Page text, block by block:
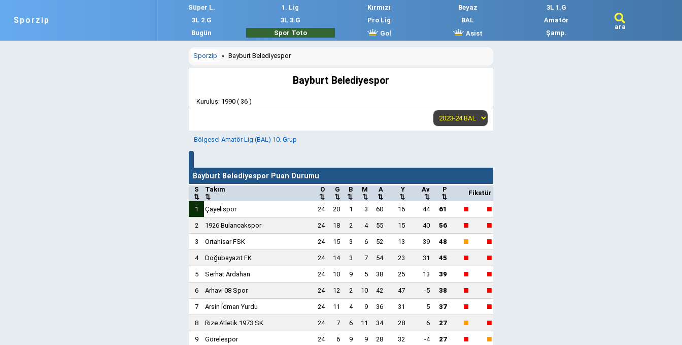
Sporzip
Süper L. 1. Lig Kırmızı Beyaz
3L 1.G
3L 2.G
3L 3.G Pro Lig BAL
Amatör
Bugün
Spor Toto Gol Asist Şamp.
ara
Sporzip » Bayburt Belediyespor
Bayburt Belediyespor
Kuruluş: 1990 ( 36 )
Bölgesel Amatör Lig (BAL) 10. Grup
Bayburt Belediyespor Puan Durumu
S
⇅
Takım
⇅
O
⇅
G
⇅
B
⇅
M
⇅
A
⇅
Y
⇅
Av
⇅
P
⇅
Fikstür
1 Çayelispor 24 20 1 3 60 16 44 61 ■ ■
2 1926 Bulancakspor 24 18 2 4 55 15 40 56 ■ ■
3 Ortahisar FSK 24 15 3 6 52 13 39 48 ■ ■
4 Doğubayazıt FK 24 14 3 7 54 23 31 45 ■ ■
5 Serhat Ardahan 24 10 9 5 38 25 13 39 ■ ■
6 Arhavi 08 Spor 24 12 2 10 42 47 -5 38 ■ ■
7 Arsin İdman Yurdu 24 11 4 9 36 31 5 37 ■ ■
8 Rize Atletik 1973 SK 24 7 6 11 34 28 6 27 ■ ■
9 Görelespor 24 6 9 9 28 32 -4 27 ■ ■